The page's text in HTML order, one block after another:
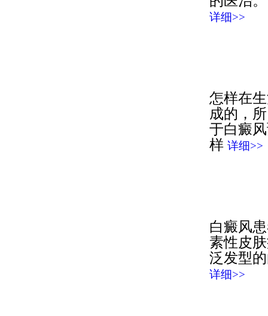
详细>>
怎样在
成的，
于白癜
样 详细>>
白癜风
素性皮
泛发型
详细>>